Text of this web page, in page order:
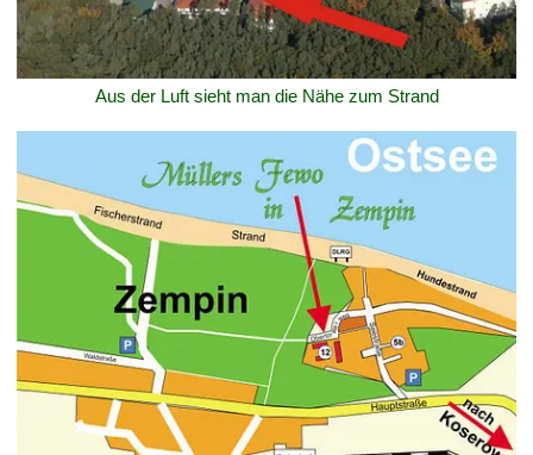
Aus der Luft sieht man die Nähe zum Strand